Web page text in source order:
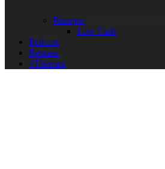
Rezepte
Low Carb
Podcast
Rennen
#Themen